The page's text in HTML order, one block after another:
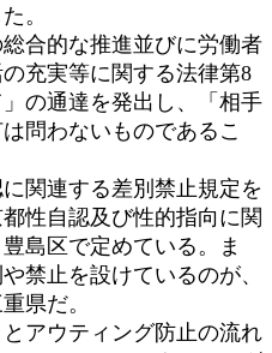
。
合的な推進並びに労働者
充実等に関する法律第8
の通達を発出し、「相手
問わないものであるこ
関連する差別禁止規定を
性自認及び性的指向に関
島区で定めている。ま
禁止を設けているのが、
県だ。
アウティング防止の流れ